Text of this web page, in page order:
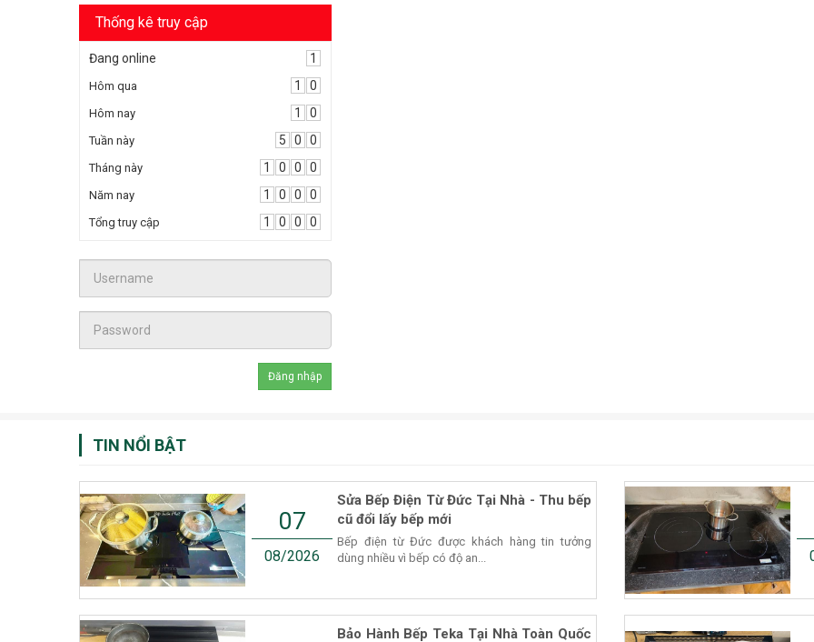
Thống kê truy cập
Đang online 1
Hôm qua 1 0
Hôm nay 1 0
Tuần này 5 0 0
Tháng này 1 0 0 0
Năm nay 1 0 0 0
Tổng truy cập 1 0 0 0
TIN NỔI BẬT
07
08/2026
Sửa Bếp Điện Từ Đức Tại Nhà - Thu bếp
cũ đổi lấy bếp mới
Bếp điện từ Đức được khách hàng tin tưởng
dùng nhiều vì bếp có độ an...
Bảo Hành Bếp Teka Tại Nhà Toàn Quốc